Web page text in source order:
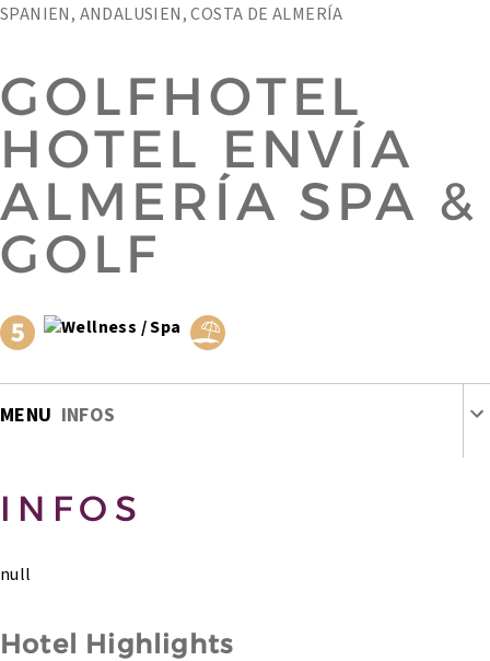
SPANIEN, ANDALUSIEN, COSTA DE ALMERÍA
GOLFHOTEL
HOTEL ENVÍA
ALMERÍA SPA &
GOLF
MENU INFOS
INFOS
null
Hotel Highlights